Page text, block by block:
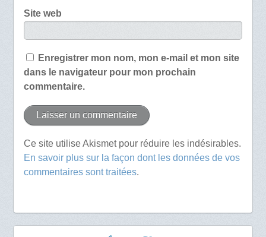
Site web
Enregistrer mon nom, mon e-mail et mon site
dans le navigateur pour mon prochain
commentaire.
Ce site utilise Akismet pour réduire les indésirables.
En savoir plus sur la façon dont les données de vos
commentaires sont traitées.